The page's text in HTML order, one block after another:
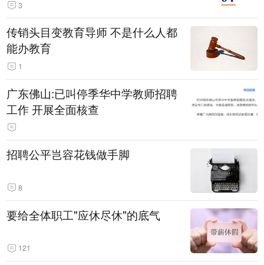
3
传销头目变教育导师 不是什么人都
能办教育
1
广东佛山:已叫停季华中学教师招聘
工作 开展全面核查
招聘公平岂容花钱做手脚
8
要给全体职工"应休尽休"的底气
121